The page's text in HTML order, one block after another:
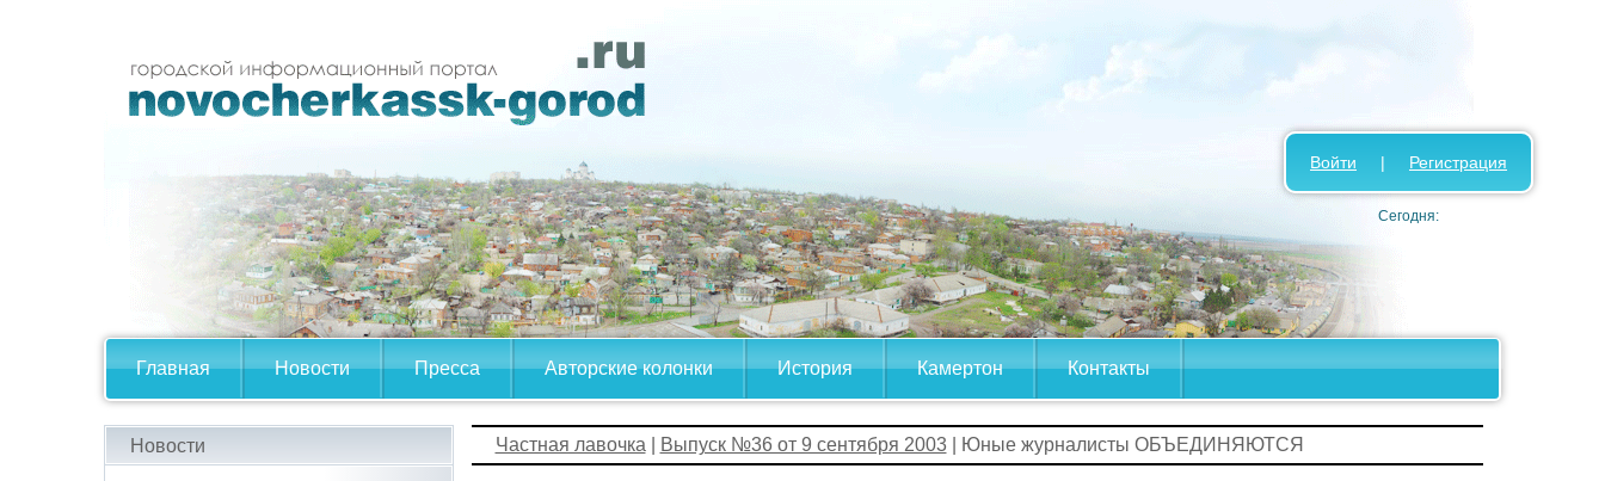
Главная Новости Пресса Авторские колонки История Камертон Контакты
Войти | Регистрация
Сегодня:
Новости Частная лавочка Выпуск №36 от 9 сентября 2003| Юные журналисты ОБЪЕДИНЯЮТСЯ